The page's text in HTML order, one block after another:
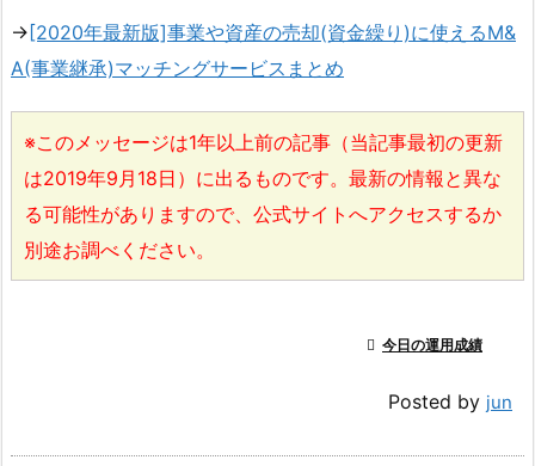
→ [2020年最新版]事業や資産の売却(資金繰り)に使えるM&
A(事業継承)マッチングサービスまとめ
※このメッセージは1年以上前の記事（当記事最初の更新
は2019年9月18日）に出るものです。最新の情報と異な
る可能性がありますので、公式サイトへアクセスするか
別途お調べください。
 今日の運用成績
Posted by jun